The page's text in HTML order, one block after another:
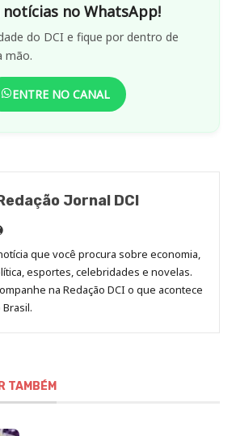
notícias no WhatsApp!
do DCI e fique por dentro de
mão.
ENTRE NO CANAL
Jornal DCI
Site
de
Redação
Jornal
DCI
que você procura sobre economia,
esportes, celebridades e novelas.
na Redação DCI o que acontece
TAMBÉM